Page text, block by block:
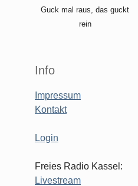
Guck mal raus, das guckt
rein
Info
Impressum
Kontakt
Login
Freies Radio Kassel:
Livestream